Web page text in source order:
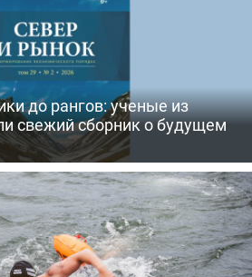
до рангов: ученые из
свежий сборник о будущем